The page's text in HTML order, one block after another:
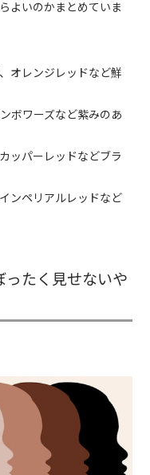
よいのかまとめていま
オレンジレッドなど鮮
ボワーズなど紫みのあ
ッパーレッドなどブラ
ンペリアルレッドなど
たく見せないや